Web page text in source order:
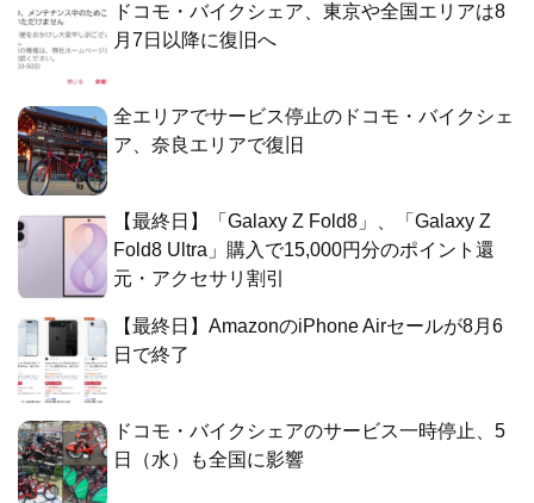
ドコモ・バイクシェア、東京や全国エリアは8
月7日以降に復旧へ
全エリアでサービス停止のドコモ・バイクシェ
ア、奈良エリアで復旧
【最終日】「Galaxy Z Fold8」、「Galaxy Z
Fold8 Ultra」購入で15,000円分のポイント還
元・アクセサリ割引
【最終日】AmazonのiPhone Airセールが8月6
日で終了
ドコモ・バイクシェアのサービス一時停止、5
日（水）も全国に影響